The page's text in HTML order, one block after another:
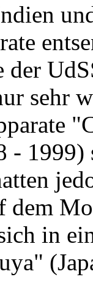
der
sehr
-
dem
in